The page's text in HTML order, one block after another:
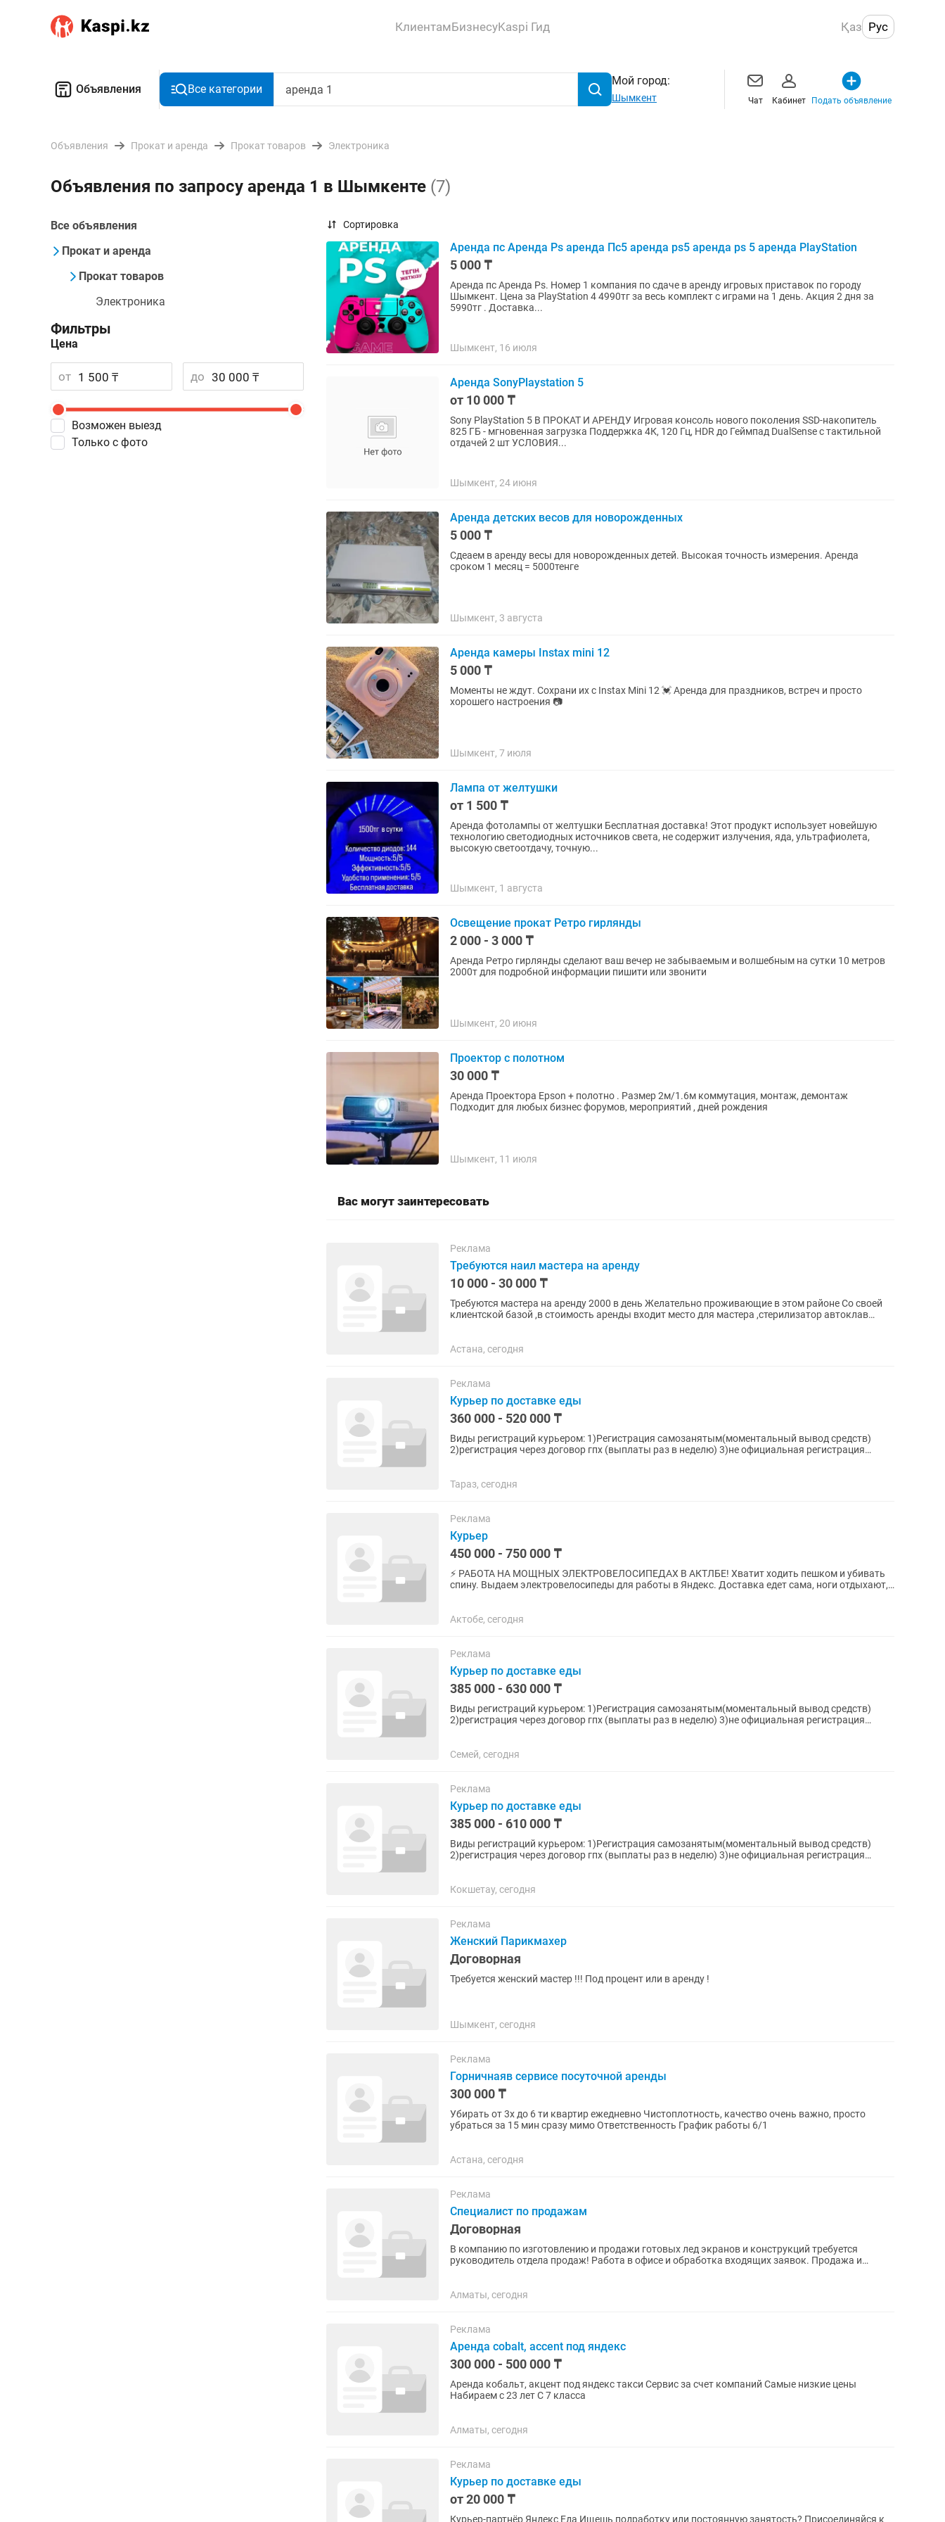
КлиентамБизнесуKaspi Гид Қаз Рус
Объявления Все категории
Мой город:
Шымкент Чат Кабинет Подать объявление
Объявления Прокат и аренда Прокат товаров Электроника
Объявления по запросу аренда 1 в Шымкенте (7)
Все объявления
Прокат и аренда
Прокат товаров
Электроника
Фильтры
Цена
от до
Возможен выезд
Только с фото
Сортировка
Аренда пс Аренда Ps аренда Пс5 аренда ps5 аренда ps 5 аренда PlayStation
5 000 ₸
Аренда пс Аренда Ps. Номер 1 компания по сдаче в аренду игровых приставок по городу
Шымкент. Цена за PlayStation 4 4990тг за весь комплект с играми на 1 день. Акция 2 дня за
5990тг . Доставка...
Шымкент, 16 июля
Аренда SonyPlaystation 5
от 10 000 ₸
Sony PlayStation 5 В ПРОКАТ И АРЕНДУ Игровая консоль нового поколения SSD-накопитель
825 ГБ - мгновенная загрузка Поддержка 4К, 120 Гц, HDR до Геймпад DualSense с тактильной
отдачей 2 шт УСЛОВИЯ...
Шымкент, 24 июня
Аренда детских весов для новорожденных
5 000 ₸
Сдеаем в аренду весы для новорожденных детей. Высокая точность измерения. Аренда
сроком 1 месяц = 5000тенге
Шымкент, 3 августа
Аренда камеры Instax mini 12
5 000 ₸
Моменты не ждут. Сохрани их с Instax Mini 12 💓 Аренда для праздников, встреч и просто
хорошего настроения 📷
Шымкент, 7 июля
Лампа от желтушки
от 1 500 ₸
Аренда фотолампы от желтушки Бесплатная доставка! Этот продукт использует новейшую
технологию светодиодных источников света, не содержит излучения, яда, ультрафиолета,
высокую светоотдачу, точную...
Шымкент, 1 августа
Освещение прокат Ретро гирлянды
2 000 - 3 000 ₸
Аренда Ретро гирлянды сделают ваш вечер не забываемым и волшебным на сутки 10 метров
2000т для подробной информации пишити или звонити
Шымкент, 20 июня
Проектор с полотном
30 000 ₸
Аренда Проектора Epson + полотно . Размер 2м/1.6м коммутация, монтаж, демонтаж
Подходит для любых бизнес форумов, мероприятий , дней рождения
Шымкент, 11 июля
Вас могут заинтересовать
Реклама
Требуются наил мастера на аренду
10 000 - 30 000 ₸
Требуются мастера на аренду 2000 в день Желательно проживающие в этом районе Со своей
клиентской базой ,в стоимость аренды входит место для мастера ,стерилизатор автоклав
Астана, сегодня
Реклама
Курьер по доставке еды
360 000 - 520 000 ₸
Виды регистраций курьером: 1)Регистрация самозанятым(моментальный вывод средств)
2)регистрация через договор гпх (выплаты раз в неделю) 3)не официальная регистрация
Тараз, сегодня
Реклама
Курьер
450 000 - 750 000 ₸
⚡️ РАБОТА НА МОЩНЫХ ЭЛЕКТРОВЕЛОСИПЕДАХ В АКТЛБЕ! Хватит ходить пешком и убивать
спину. Выдаем электровелосипеды для работы в Яндекс. Доставка едет сама, ноги отдыхают,
Актобе, сегодня
Реклама
Курьер по доставке еды
385 000 - 630 000 ₸
Виды регистраций курьером: 1)Регистрация самозанятым(моментальный вывод средств)
2)регистрация через договор гпх (выплаты раз в неделю) 3)не официальная регистрация
Семей, сегодня
Реклама
Курьер по доставке еды
385 000 - 610 000 ₸
Виды регистраций курьером: 1)Регистрация самозанятым(моментальный вывод средств)
2)регистрация через договор гпх (выплаты раз в неделю) 3)не официальная регистрация
Кокшетау, сегодня
Реклама
Женский Парикмахер
Договорная
Требуется женский мастер !!! Под процент или в аренду !
Шымкент, сегодня
Реклама
Горничнаяв сервисе посуточной аренды
300 000 ₸
Убирать от 3х до 6 ти квартир ежедневно Чистоплотность, качество очень важно, просто
убраться за 15 мин сразу мимо Ответственность График работы 6/1
Астана, сегодня
Реклама
Специалист по продажам
Договорная
В компанию по изготовлению и продажи готовых лед экранов и конструкций требуется
руководитель отдела продаж! Работа в офисе и обработка входящих заявок. Продажа и
Алматы, сегодня
Реклама
Аренда cobalt, accent под яндекс
300 000 - 500 000 ₸
Аренда кобальт, акцент под яндекс такси Сервис за счет компаний Самые низкие цены
Набираем с 23 лет С 7 класса
Алматы, сегодня
Реклама
Курьер по доставке еды
от 20 000 ₸
Курьер-партнёр Яндекс Еда Ищешь подработку или постоянную занятость? Присоединяйся к